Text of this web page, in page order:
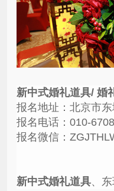
新中式婚礼道具/ 婚
报名地址：北京市
报名电话：010-
报名微信：
新中式婚礼道具、